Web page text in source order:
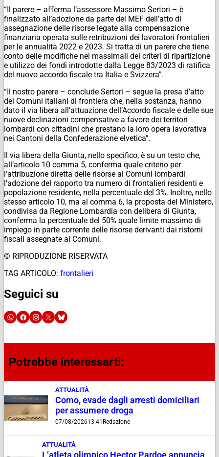
“Il parere – afferma l’assessore Massimo Sertori – è
finalizzato all’adozione da parte del MEF dell’atto di
assegnazione delle risorse legate alla compensazione
finanziaria operata sulle retribuzioni dei lavoratori frontalieri
per le annualità 2022 e 2023. Si tratta di un parere che tiene
conto delle modifiche nei massimali dei criteri di ripartizione
e utilizzo dei fondi introdotte dalla Legge 83/2023 di ratifica
del nuovo accordo fiscale tra Italia e Svizzera”.
“Il nostro parere – conclude Sertori – segue la presa d’atto
dei Comuni italiani di frontiera che, nella sostanza, hanno
dato il via libera all’attuazione dell’Accordo fiscale e delle sue
nuove declinazioni compensative a favore dei territori
lombardi con cittadini che prestano la loro opera lavorativa
nei Cantoni della Confederazione elvetica”.
Il via libera della Giunta, nello specifico, è su un testo che,
all’articolo 10 comma 5, conferma quale criterio per
l’attribuzione diretta delle risorse ai Comuni lombardi
l’adozione del rapporto tra numero di frontalieri residenti e
popolazione residente, nella percentuale del 3%. Inoltre, nello
stesso articolo 10, ma al comma 6, la proposta del Ministero,
condivisa da Regione Lombardia con delibera di Giunta,
conferma la percentuale del 50% quale limite massimo di
impiego in parte corrente delle risorse derivanti dai ristorni
fiscali assegnate ai Comuni.
© RIPRODUZIONE RISERVATA
TAG ARTICOLO: frontalieri
Seguici su
Potrebbe interessarti:
ATTUALITÀ
Como, evade dagli arresti domiciliari
per assumere droga
07/08/202613:41 Redazione
ATTUALITÀ